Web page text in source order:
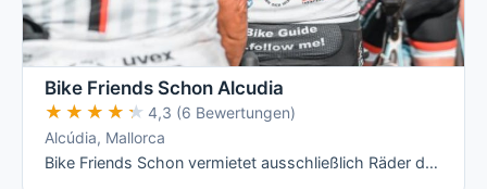
Bike Friends Schon Alcudia
★★★★★
★★★★★ 4,3 (6 Bewertungen)
Alcúdia, Mallorca
Bike Friends Schon vermietet ausschließlich Räder der Marke Rose – ausgegeben an Radstationen direkt in Partnerhotels: im Zafiro Palace …